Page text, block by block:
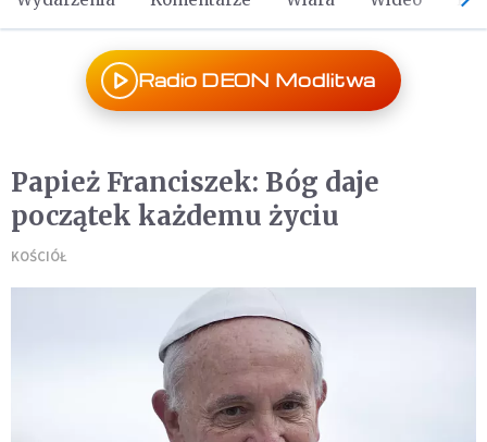
Radio DEON Modlitwa
Papież Franciszek: Bóg daje
początek każdemu życiu
KOŚCIÓŁ